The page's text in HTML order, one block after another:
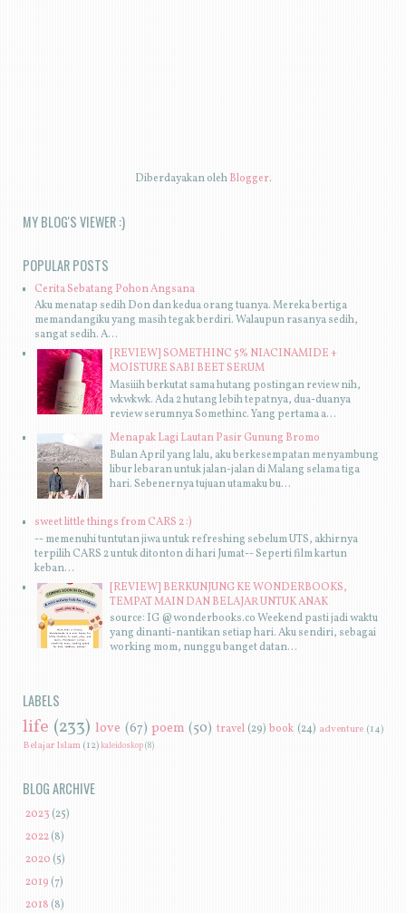
Diberdayakan olehBlogger.
MY BLOG'S VIEWER :)
POPULAR POSTS
Cerita Sebatang Pohon Angsana
Aku menatap sedih Don dan kedua orang tuanya. Mereka bertiga
memandangiku yang masih tegak berdiri. Walaupun rasanya sedih,
sangat sedih. A...
[REVIEW] SOMETHINC 5% NIACINAMIDE +
MOISTURE SABI BEET SERUM
Masiiih berkutat sama hutang postingan review nih,
wkwkwk. Ada 2 hutang lebih tepatnya, dua-duanya
review serumnya Somethinc. Yang pertama a...
Menapak Lagi Lautan Pasir Gunung Bromo
Bulan April yang lalu, aku berkesempatan menyambung
libur lebaran untuk jalan-jalan di Malang selama tiga
hari. Sebenernya tujuan utamaku bu...
sweet little things from CARS 2 :)
-- memenuhi tuntutan jiwa untuk refreshing sebelum UTS, akhirnya
terpilih CARS 2 untuk ditonton di hari Jumat-- Seperti film kartun
keban...
[REVIEW] BERKUNJUNG KE WONDERBOOKS,
TEMPAT MAIN DAN BELAJAR UNTUK ANAK
source: IG @wonderbooks.co Weekend pasti jadi waktu
yang dinanti-nantikan setiap hari. Aku sendiri, sebagai
working mom, nunggu banget datan...
LABELS
life (233) love (67) poem (50) travel (29) book (24) adventure (14)
Belajar Islam (12)kaleidoskop(8)
BLOG ARCHIVE
2023 (25)
2022 (8)
2020(5)
2019 (7)
2018 (8)